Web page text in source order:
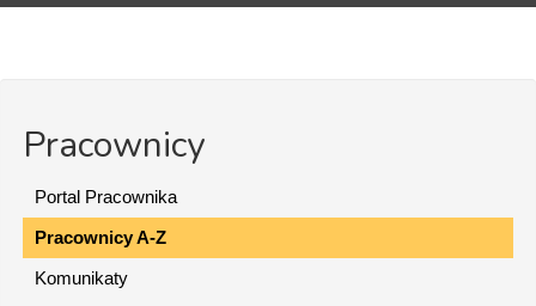
Pracownicy
Portal Pracownika
Pracownicy A-Z
Komunikaty